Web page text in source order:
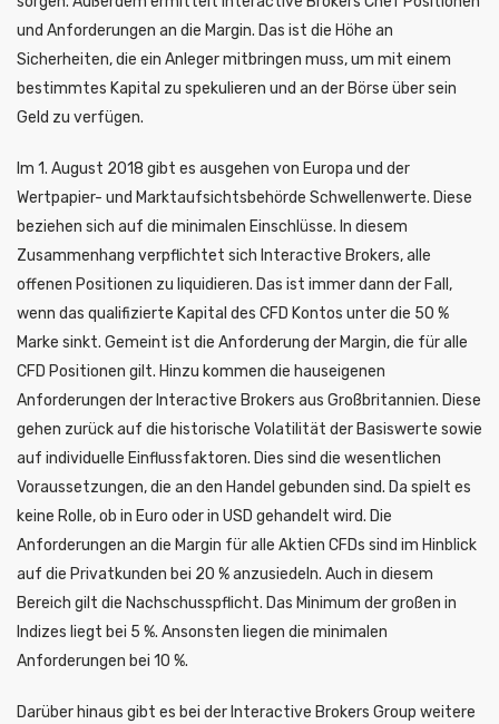
und Anforderungen an die Margin. Das ist die Höhe an
Sicherheiten, die ein Anleger mitbringen muss, um mit einem
bestimmtes Kapital zu spekulieren und an der Börse über sein
Geld zu verfügen.
Im 1. August 2018 gibt es ausgehen von Europa und der
Wertpapier- und Marktaufsichtsbehörde Schwellenwerte. Diese
beziehen sich auf die minimalen Einschlüsse. In diesem
Zusammenhang verpflichtet sich Interactive Brokers, alle
offenen Positionen zu liquidieren. Das ist immer dann der Fall,
wenn das qualifizierte Kapital des CFD Kontos unter die 50 %
Marke sinkt. Gemeint ist die Anforderung der Margin, die für alle
CFD Positionen gilt. Hinzu kommen die hauseigenen
Anforderungen der Interactive Brokers aus Großbritannien. Diese
gehen zurück auf die historische Volatilität der Basiswerte sowie
auf individuelle Einflussfaktoren. Dies sind die wesentlichen
Voraussetzungen, die an den Handel gebunden sind. Da spielt es
keine Rolle, ob in Euro oder in USD gehandelt wird. Die
Anforderungen an die Margin für alle Aktien CFDs sind im Hinblick
auf die Privatkunden bei 20 % anzusiedeln. Auch in diesem
Bereich gilt die Nachschusspflicht. Das Minimum der großen in
Indizes liegt bei 5 %. Ansonsten liegen die minimalen
Anforderungen bei 10 %.
Darüber hinaus gibt es bei der Interactive Brokers Group weitere